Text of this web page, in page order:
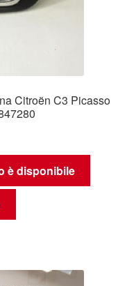
Citroën C3 Picasso
è disponibile